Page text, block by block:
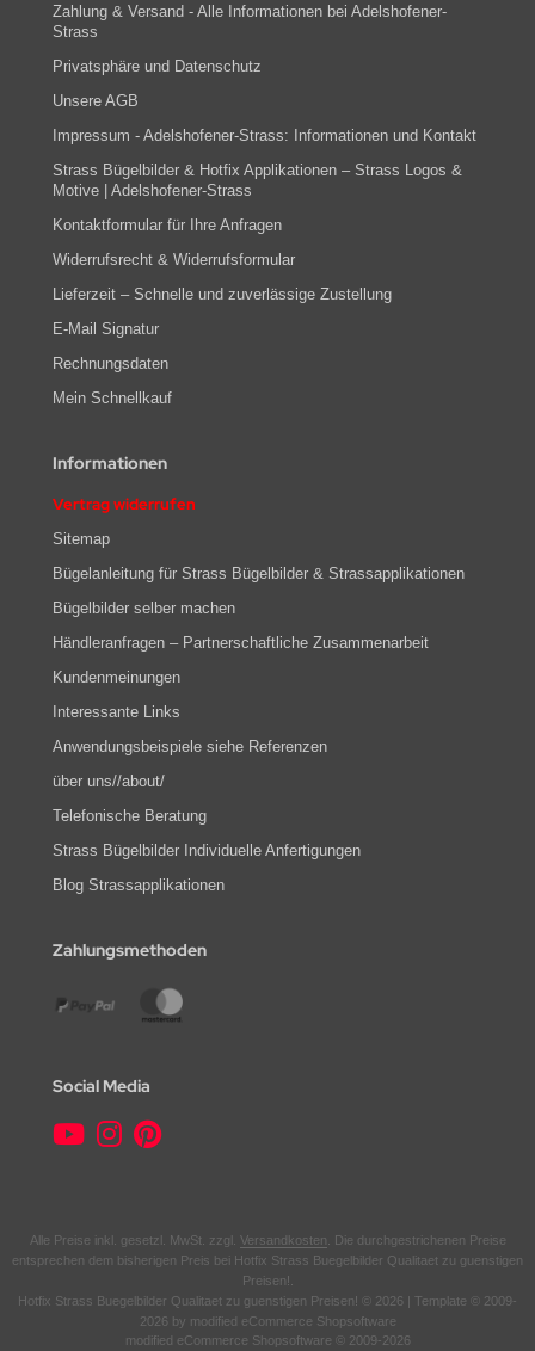
Zahlung & Versand - Alle Informationen bei Adelshofener-
Strass
Privatsphäre und Datenschutz
Unsere AGB
Impressum - Adelshofener-Strass: Informationen und Kontakt
Strass Bügelbilder & Hotfix Applikationen – Strass Logos &
Motive | Adelshofener-Strass
Kontaktformular für Ihre Anfragen
Widerrufsrecht & Widerrufsformular
Lieferzeit – Schnelle und zuverlässige Zustellung
E-Mail Signatur
Rechnungsdaten
Mein Schnellkauf
Informationen
Vertrag widerrufen
Sitemap
Bügelanleitung für Strass Bügelbilder & Strassapplikationen
Bügelbilder selber machen
Händleranfragen – Partnerschaftliche Zusammenarbeit
Kundenmeinungen
Interessante Links
Anwendungsbeispiele siehe Referenzen
über uns//about/
Telefonische Beratung
Strass Bügelbilder Individuelle Anfertigungen
Blog Strassapplikationen
Zahlungsmethoden
Social Media
Alle Preise inkl. gesetzl. MwSt. zzgl. Versandkosten . Die durchgestrichenen Preise
entsprechen dem bisherigen Preis bei Hotfix Strass Buegelbilder Qualitaet zu guenstigen
Preisen!.
Hotfix Strass Buegelbilder Qualitaet zu guenstigen Preisen! © 2026 | Template © 2009-
2026 by modified eCommerce Shopsoftware
modified eCommerce Shopsoftware © 2009-2026